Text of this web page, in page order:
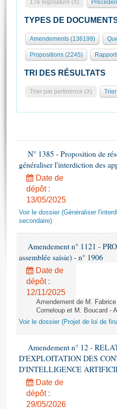
Présidence
577 députés
Groupes politiques
Séance publique
Commissions et autres
Europe et International
Pétitions
Projets de loi
Propositions de loi
Amendements
Textes adoptés
Rapports d'information
Rapports d'enquête
Rapports législatifs
Rapports sur l'application des lois
Baromètre de l’application des
Budget et sécurité sociale
Questions écrites et orales
Comptes rendus des débats
Rôle et pouvoirs de
Organisation de
Présidence Conférence des
Statistiques et chiffres
( Constitution | Règlement de
Juniors
Anciennes législatures
Liens vers les sites publics
Visiter l'Assemblée
Visite virtuelle du palais
Assister à une séance
Contacts et plan d'accès
Photos libres de droit
17e législature (X)
TYPES DE
Amendements (136199)
Propositions (2245)
TRI DES RÉSULTATS
Trier par pertinence (X)
N° 1385 - Proposition de
généraliser l'interdiction des
Date de
dépôt :
13/05/2025
Voir le dossier (Généraliser
secondaire)
Amendement n° 1121 -
assemblée saisie) - n° 1906
Date de
dépôt :
12/11/2025
Amendement de M.
Corneloup et M. Boucard -
Voir le dossier (Projet de loi de
Amendement n° 12 -
D'EXPLOITATION DES
D'INTELLIGENCE
Date de
dépôt :
29/05/2026